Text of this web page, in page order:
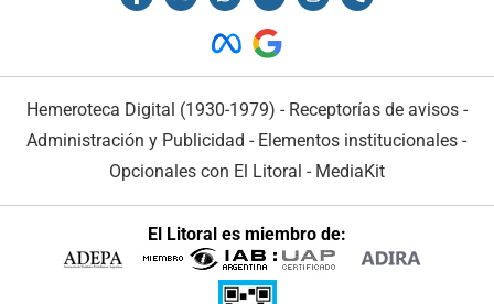
Hemeroteca Digital (1930-1979) - Receptorías de avisos -
Administración y Publicidad - Elementos institucionales -
Opcionales con El Litoral - MediaKit
El Litoral es miembro de: